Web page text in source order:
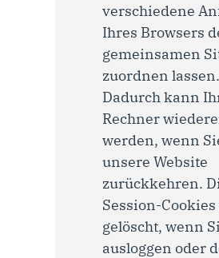
verschiedene
Ihres Browsers
gemeinsamen
zuordnen lassen.
Dadurch kann
Rechner
werden, wenn
unsere Website
zurückkehren.
Session-
gelöscht, wenn
ausloggen oder